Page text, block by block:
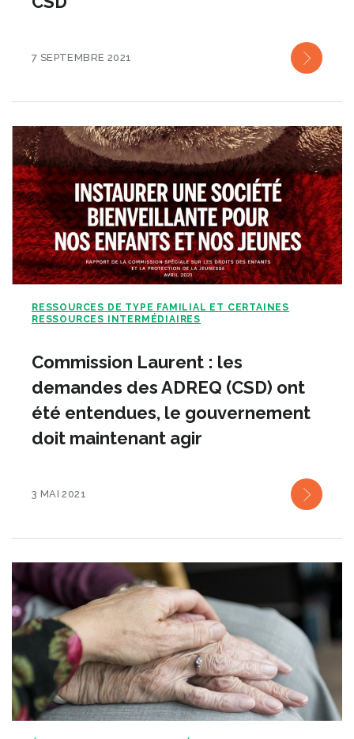
7 SEPTEMBRE 2021
RESSOURCES DE TYPE FAMILIAL ET CERTAINES
RESSOURCES INTERMÉDIAIRES
Commission Laurent : les
demandes des ADREQ (CSD) ont
été entendues, le gouvernement
doit maintenant agir
3 MAI 2021